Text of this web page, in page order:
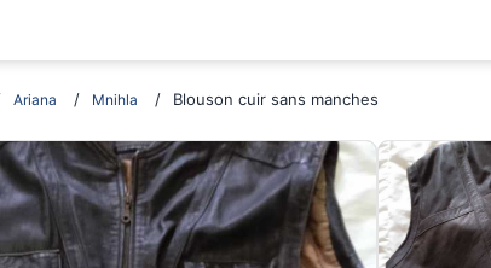
Ariana Mnihla Blouson cuir sans manches